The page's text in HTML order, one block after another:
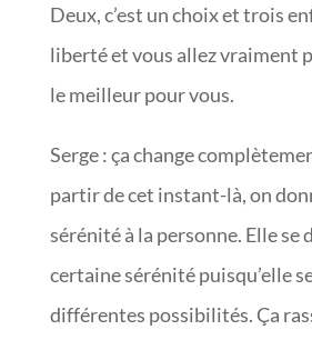
Deux, c’est un choix et trois
liberté et vous allez vraiment
le meilleur pour vous.
Serge : ça change
partir de cet instant-là, on
sérénité à la personne. Elle se
certaine sérénité puisqu’elle
différentes possibilités. Ça